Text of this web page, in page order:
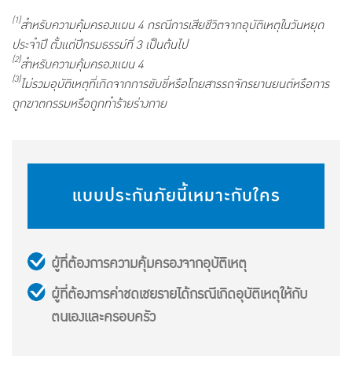
(1)สำหรับความคุ้มครองแผน 4 กรณีการเสียชีวิตจากอุบัติเหตุในวันหยุด
ประจำปี ตั้งแต่ปีกรมธรรม์ที่ 3 เป็นต้นไป
(2)สำหรับความคุ้มครองแผน 4
(3)ไม่รวมอุบัติเหตุที่เกิดจากการขับขี่หรือโดยสารรถจักรยานยนต์หรือการ
ถูกฆาตกรรมหรือถูกทำร้ายร่างกาย
แบบประกันภัยนี้เหมาะกับใคร
ผู้ที่ต้องการความคุ้มครองจากอุบัติเหตุ
ผู้ที่ต้องการค่าชดเชยรายได้กรณีเกิดอุบัติเหตุให้กับ
ตนเองและครอบครัว